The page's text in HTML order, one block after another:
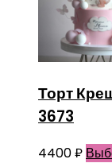
Торт
3673
4400₽